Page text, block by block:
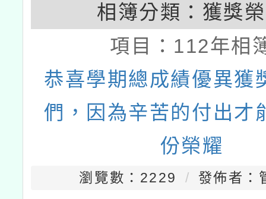
相簿分類： 獲獎
項目： 112年相
恭喜學期總成績優異獲
們，因為辛苦的付出才
份榮耀
瀏覽數：2229 發佈者：